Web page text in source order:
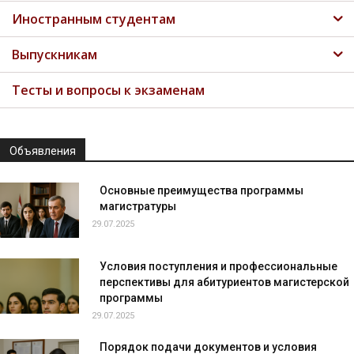
Иностранным студентам
Выпускникам
Тесты и вопросы к экзаменам
Объявления
Основные преимущества программы
магистратуры
29.07.2025
Условия поступления и профессиональные
перспективы для абитуриентов магистерской
программы
29.07.2025
Порядок подачи документов и условия